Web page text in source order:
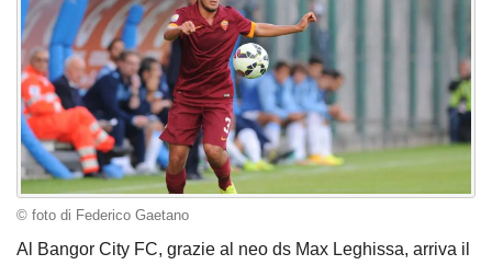
© foto di Federico Gaetano
Al Bangor City FC, grazie al neo ds Max Leghissa, arriva il